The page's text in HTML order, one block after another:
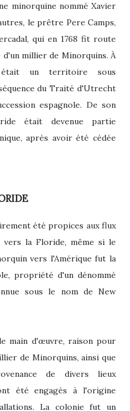
minorquine nommé Xavier
le prêtre Pere Camps,
qui en 1768 fit route
d'un millier de Minorquins. À
était un territoire sous
du Traité d'Utrecht
espagnole. De son
était devenue partie
après avoir été cédée
été propices aux flux
la Floride, même si le
vers l'Amérique fut la
propriété d'un dénommé
sous le nom de New
main d'œuvre, raison pour
de Minorquins, ainsi que
de divers lieux
été engagés à l'origine
La colonie fut un